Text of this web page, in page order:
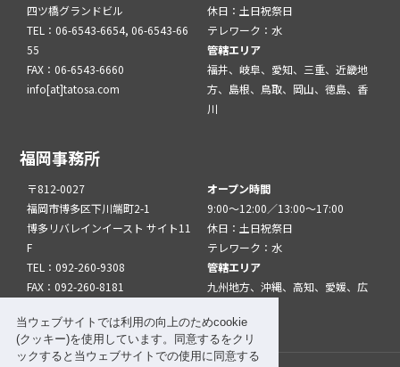
当ウェブサイトでは利用の向上のためcookie
(クッキー)を使用しています。同意するをクリ
ックすると当ウェブサイトでの使用に同意する
四ツ橋グランドビル
TEL：06-6543-6654, 06-6543-66
55
FAX：06-6543-6660
info[at]tatosa.com
休日：土日祝祭日
テレワーク：水
管轄エリア
福井、岐阜、愛知、三重、近畿地
方、島根、鳥取、岡山、徳島、香
川
福岡事務所
〒812-0027
福岡市博多区下川端町2-1
博多リバレインイースト サイト11
F
TEL：092-260-9308
FAX：092-260-8181
オープン時間
9:00～12:00／13:00～17:00
休日：土日祝祭日
テレワーク：水
管轄エリア
九州地方、沖縄、高知、愛媛、広